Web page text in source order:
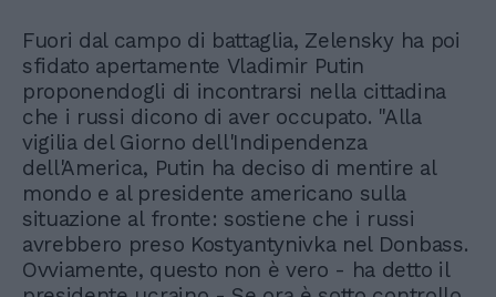
Fuori dal campo di battaglia, Zelensky ha poi
sfidato apertamente Vladimir Putin
proponendogli di incontrarsi nella cittadina
che i russi dicono di aver occupato. "Alla
vigilia del Giorno dell'Indipendenza
dell'America, Putin ha deciso di mentire al
mondo e al presidente americano sulla
situazione al fronte: sostiene che i russi
avrebbero preso Kostyantynivka nel Donbass.
Ovviamente, questo non è vero - ha detto il